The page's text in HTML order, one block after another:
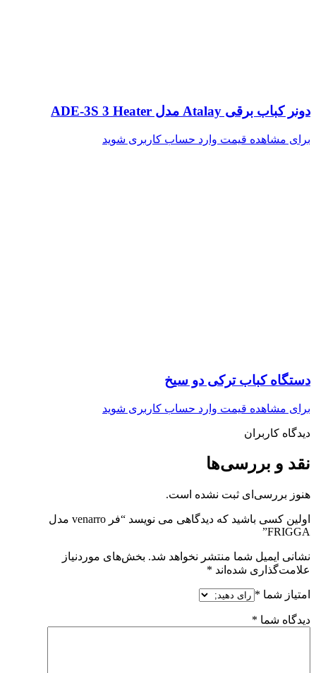
دونر کباب برقی Atalay مدل ADE-3S 3 Heater
برای مشاهده قیمت وارد حساب کاربری شوید
دستگاه کباب ترکی دو سیخ
برای مشاهده قیمت وارد حساب کاربری شوید
دیدگاه کاربران
نقد و بررسی‌ها
هنوز بررسی‌ای ثبت نشده است.
اولین کسی باشید که دیدگاهی می نویسد “فر venarro مدل
FRIGGA”
نشانی ایمیل شما منتشر نخواهد شد. بخش‌های موردنیاز
علامت‌گذاری شده‌اند *
امتیاز شما *
دیدگاه شما *